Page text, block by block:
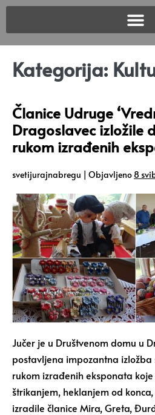
Kategorija:
Članice Udruge
Dragoslavec izložile
rukom izrađenih
svetijurajnabregu | Objavljeno 8
Jučer je u Društvenom domu u
postavljena impozantna
rukom izrađenih eksponata
štrikanjem, heklanjem od
izradile članice Mira, Greta,